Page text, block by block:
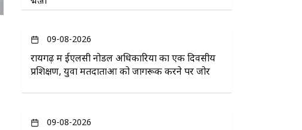
09-08-2026
रायगढ़ में ईएलसी नोडल अधिकारियों का एक दिवसीय
प्रशिक्षण, युवा मतदाताओं को जागरूक करने पर जोर
09-08-2026